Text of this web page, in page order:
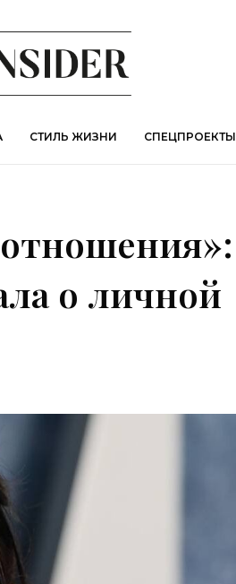
СТИЛЬ ЖИЗНИ СПЕЦПРОЕКТЫ
отношения»:
о личной